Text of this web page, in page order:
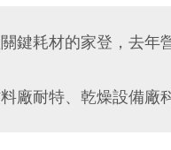
鍵耗材的家登，去年
廠耐特、乾燥設備廠